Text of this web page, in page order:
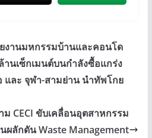
งานมหกรรมบ้านและคอนโด
านเซ็กเมนต์บนกำลังซื้อแกร่ง
และ จุฬา-สามย่าน นำทัพโกย
ม CECI ขับเคลื่อนอุตสาหกรรม
ผลักดัน Waste Management